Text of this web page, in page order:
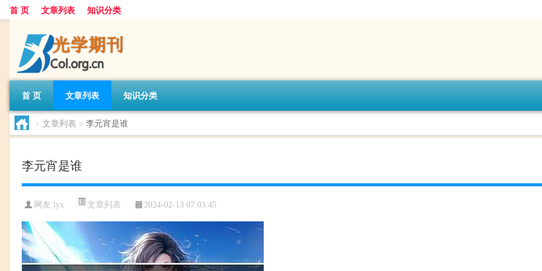
首 页 文章列表 知识分类
首 页 文章列表 知识分类
> 文章列表 > 李元宵是谁
李元宵是谁
网友:lyx 文章列表 2024-02-13 07:03:45